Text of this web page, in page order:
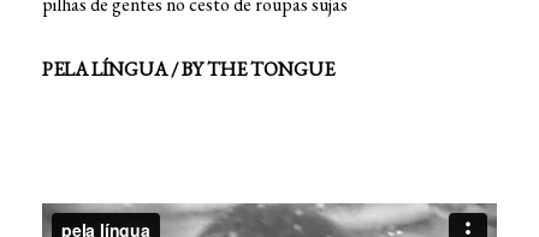
PELA LÍNGUA / BY THE TONGUE